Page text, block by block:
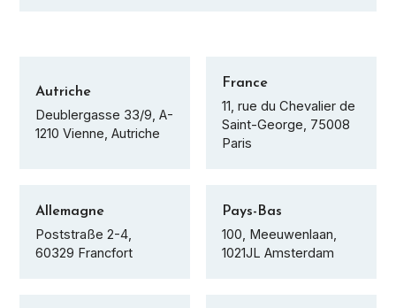
Autriche
Deublergasse 33/9, A-
1210 Vienne, Autriche
France
11, rue du Chevalier de
Saint-George, 75008
Paris
Allemagne
Poststraße 2-4,
60329 Francfort
Pays-Bas
100, Meeuwenlaan,
1021JL Amsterdam